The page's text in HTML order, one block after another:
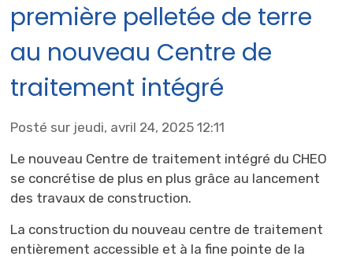
première pelletée de terre
au nouveau Centre de
traitement intégré
Posté sur jeudi, avril 24, 2025 12:11
Le nouveau Centre de traitement intégré du CHEO
se concrétise de plus en plus grâce au lancement
des travaux de construction.
La construction du nouveau centre de traitement
entièrement accessible et à la fine pointe de la